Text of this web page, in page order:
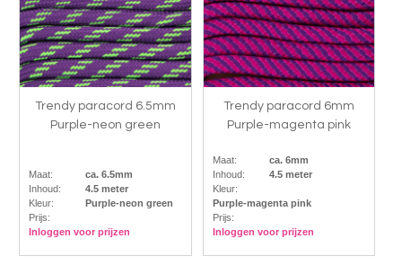
Trendy paracord 6.5mm
Purple-neon green
Maat:
ca. 6.5mm
Inhoud:
4.5 meter
Kleur:
Purple-neon green
Prijs:
Inloggen voor prijzen
Trendy paracord 6mm
Purple-magenta pink
Maat:
ca. 6mm
Inhoud:
4.5 meter
Kleur:
Purple-magenta pink
Prijs:
Inloggen voor prijzen